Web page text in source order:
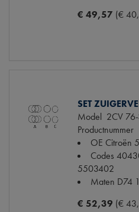
€ 49,57 (€
SET
Model 2CV
Productnummer
OE Citroën
Codes
5503402
Maten D74
€ 52,39 (€